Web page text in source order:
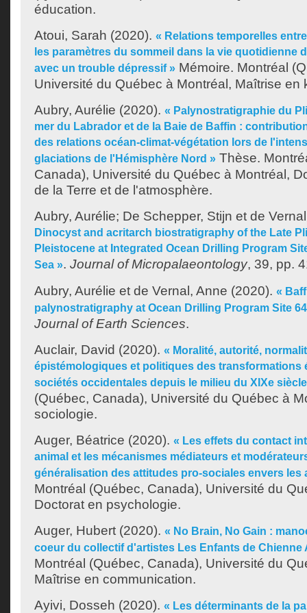
éducation.
Atoui, Sarah (2020). « Relations temporelles
les paramètres du sommeil dans la vie quotidienne
avec un trouble dépressif » Mémoire. Montréal
Université du Québec à Montréal, Maîtrise en
Aubry, Aurélie (2020). « Palynostratigraphie du
mer du Labrador et de la Baie de Baffin :
des relations océan-climat-végétation lors de
glaciations de l'Hémisphère Nord » Thèse.
Canada), Université du Québec à Montréal,
de la Terre et de l'atmosphère.
Aubry, Aurélie; De Schepper, Stijn et de
Dinocyst and acritarch biostratigraphy of the Late
Pleistocene at Integrated Ocean Drilling Program
Sea ». Journal of Micropalaeontology, 39, pp.
Aubry, Aurélie et de Vernal, Anne (2020). «
palynostratigraphy at Ocean Drilling Program Site
Journal of Earth Sciences.
Auclair, David (2020). « Moralité, autorité,
épistémologiques et politiques des transformations
sociétés occidentales depuis le milieu du XIXe
(Québec, Canada), Université du Québec à
sociologie.
Auger, Béatrice (2020). « Les effets du contact
animal et les mécanismes médiateurs et
généralisation des attitudes pro-sociales envers les
Montréal (Québec, Canada), Université du
Doctorat en psychologie.
Auger, Hubert (2020). « No Brain, No Gain :
coeur du collectif d'artistes Les Enfants de Chienne
Montréal (Québec, Canada), Université du
Maîtrise en communication.
Ayivi, Dosseh (2020). « Les déterminants de la